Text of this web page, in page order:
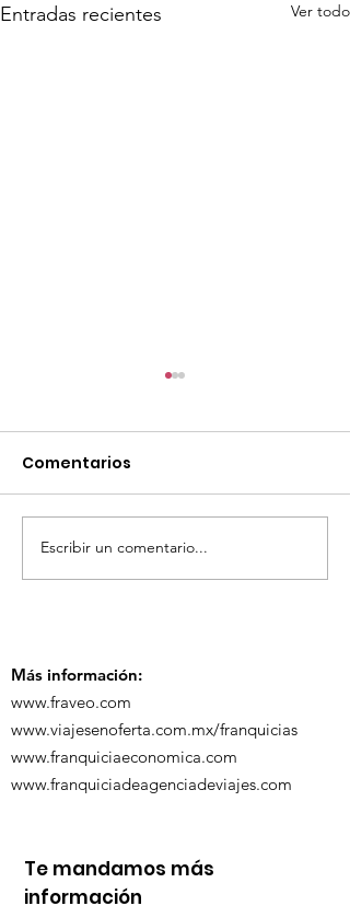
Entradas recientes Ver todo
TourTravelynByFraveo
participó en la
Comentarios
Escribir un comentario...
Más información:
www.fraveo.com
www.viajesenoferta.com.mx/franquicias
www.franquiciaeconomica.com
www.franquiciadeagenciadeviajes.com
Te mandamos más
información